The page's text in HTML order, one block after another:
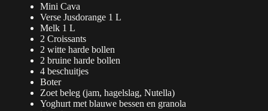
Mini Cava
Verse Jusdorange 1 L
Melk 1 L
2 Croissants
2 witte harde bollen
2 bruine harde bollen
4 beschuitjes
Boter
Zoet beleg (jam, hagelslag, Nutella)
Yoghurt met blauwe bessen en granola